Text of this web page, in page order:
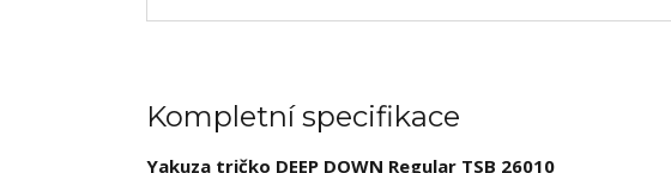
Kompletní specifikace
Yakuza tričko DEEP DOWN Regular TSB 26010